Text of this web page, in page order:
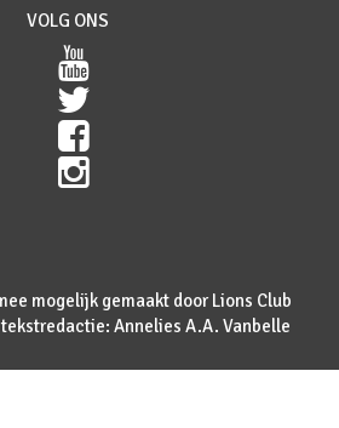
VOLG ONS
mogelijk gemaakt door Lions Club
Annelies A.A. Vanbelle